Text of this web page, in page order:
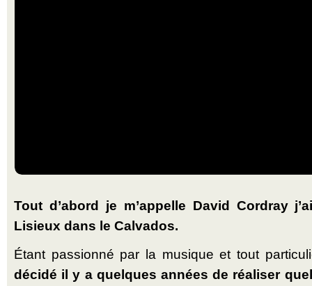
Tout d’abord je m’appelle David Cordray
Lisieux dans le Calvados.
Étant passionné par la musique et tout
décidé il y a quelques années de réaliser